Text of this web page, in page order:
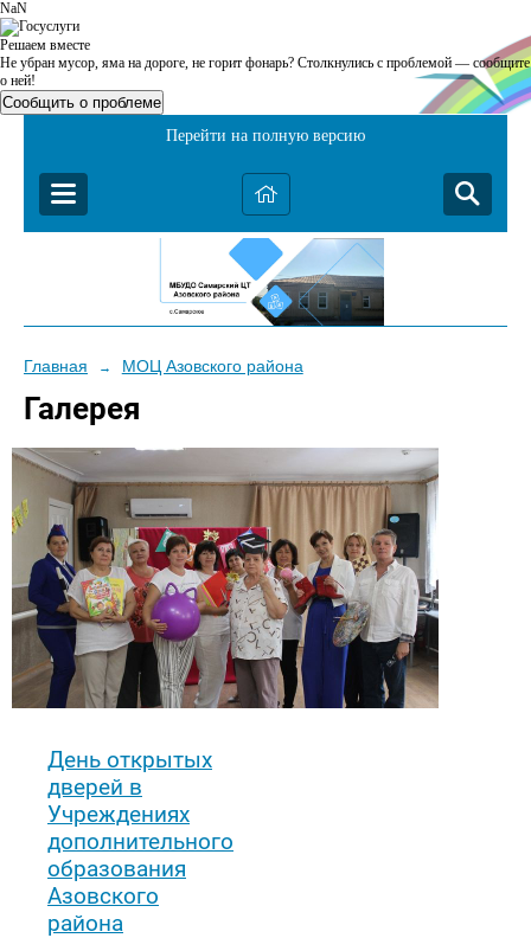
NaN
Решаем вместе
Не убран мусор, яма на дороге, не горит фонарь? Столкнулись с проблемой — сообщите
о ней!
Сообщить о проблеме
Перейти на полную версию
Главная → МОЦ Азовского района
Галерея
День открытых
дверей в
Учреждениях
дополнительного
образования
Азовского
района